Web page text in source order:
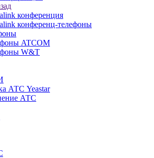
конференция
конференц-телефоны
ATCOM
W&T
АТС Yeastar
АТС